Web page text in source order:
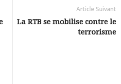
Article Suivant
La RTB se mobilise contre le
terrorisme